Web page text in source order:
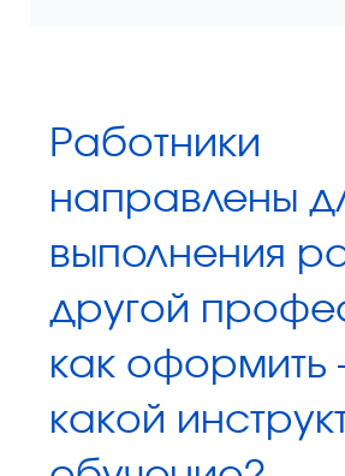
Работники
направлены
выполнения
другой
как
какой